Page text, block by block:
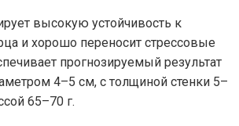
высокую устойчивость к
и хорошо переносит стрессовые
прогнозируемый результат
4–5 см, с толщиной стенки 5–
65–70 г.